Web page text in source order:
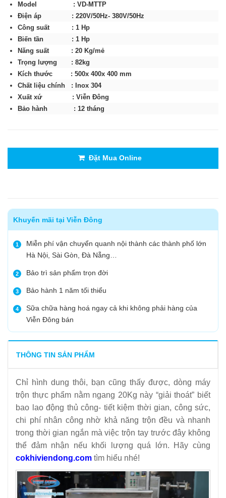
Model : VD-MTTP
Điện áp : 220V/50Hz- 380V/50Hz
Công suất : 1 Hp
Biến tần : 1 Hp
Năng suất : 20 Kg/mẻ
Trọng lượng : 82kg
Kích thước : 500x 400x 400 mm
Chất liệu chính : Inox 304
Xuất xứ : Viễn Đông
Bảo hành : 12 tháng
Đặt Mua Online
Khuyến mãi tại Viễn Đông
1
Miễn phí vận chuyển quanh nội thành các thành phố lớn
Hà Nội, Sài Gòn, Đà Nẵng…
2 Bảo trì sản phẩm trọn đời
3 Bảo hành 1 năm tối thiểu
4
Sữa chữa hàng hoá ngay cả khi không phải hàng của
Viễn Đông bán
THÔNG TIN SẢN PHẨM
Chỉ hình dung thôi, bạn cũng thấy được, dòng máy
trộn thực phẩm nằm ngang 20Kg này “giải thoát” biết
bao lao động thủ công- tiết kiệm thời gian, công sức,
chi phí nhân công nhờ khả năng trộn đều và nhanh
trong thời gian ngắn mà việc trộn tay trước đây không
thể đảm nhận nếu khối lượng quá lớn. Hãy cùng
cokhiviendong.com tìm hiểu nhé!